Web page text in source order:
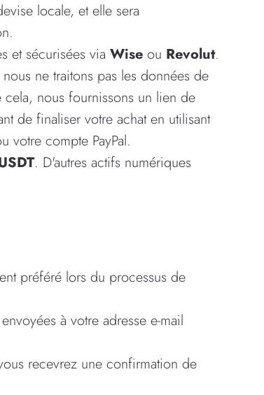
locale, et elle sera
et sécurisées via Wise ou Revolut.
ne traitons pas les données de
nous fournissons un lien de
de finaliser votre achat en utilisant
votre compte PayPal.
. D'autres actifs numériques
préféré lors du processus de
à votre adresse e-mail
recevrez une confirmation de